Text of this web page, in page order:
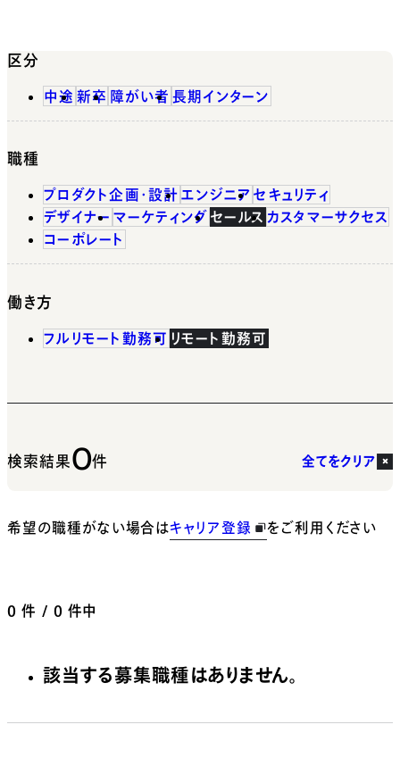
区分
中途 新卒 障がい者 長期インターン
職種
プロダクト企画・設計 エンジニア セキュリティ
デザイナー マーケティング セールス カスタマーサクセス
コーポレート
働き方
フルリモート勤務可 リモート勤務可
検索結果0件 全てをクリア
希望の職種がない場合はキャリア登録 をご利用ください
0 件 / 0 件中
該当する募集職種はありません。